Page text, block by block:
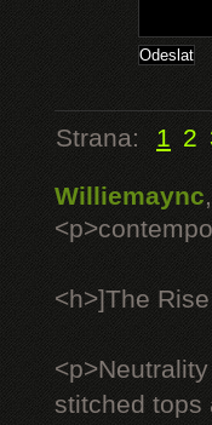
Strana: 1 2
Williemaync
<h>]The
stitched tops